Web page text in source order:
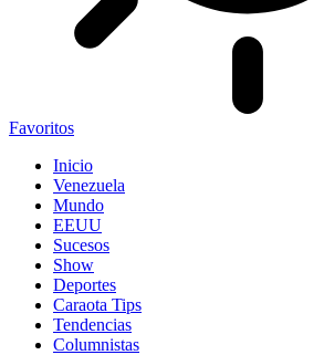
Favoritos
Inicio
Venezuela
Mundo
EEUU
Sucesos
Show
Deportes
Caraota Tips
Tendencias
Columnistas